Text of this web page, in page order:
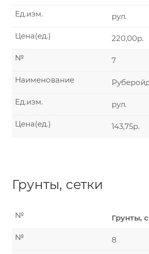
рул.
Ед.изм.
220,00р.
Цена(ед.)
7
№
Наименование
рул.
Ед.изм.
143,75р.
Цена(ед.)
Грунты, сетки
Грунты,
№
8
№